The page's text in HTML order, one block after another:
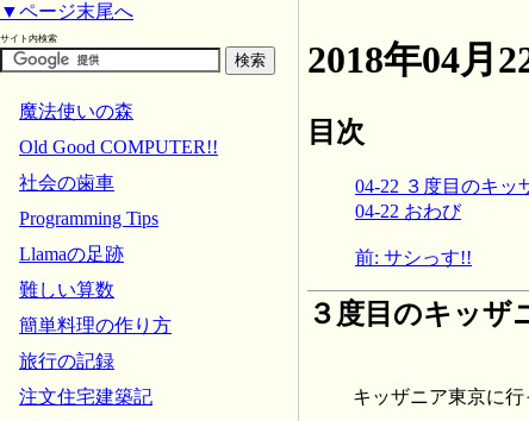
2018年04月
目次
04-22 ３度目のキッ
04-22 おわび
前: サシっす!!
３度目のキッザ
キッザニア東京に行
▼ページ末尾へ
サイト内検索
魔法使いの森
Old Good COMPUTER!!
社会の歯車
Programming Tips
Llamaの足跡
難しい算数
簡単料理の作り方
旅行の記録
注文住宅建築記